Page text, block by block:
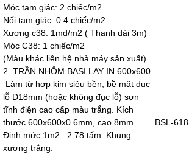
Móc tam giác: 2 chiếc/m2.
Nối tam giác: 0.4 chiếc/m2
Xương c38: 1md/m2 ( Thanh dài 3m)
Móc C38: 1 chiếc/m2
(Màu khác liên hệ nhà máy sản xuất)
2. TRẦN NHÔM BASI LAY IN 600x600
Làm từ hợp kim siêu bền, bề mặt đục
lỗ D18mm (hoặc không đục lỗ) sơn
tĩnh điện cao cấp màu trắng. Kích
thước 600x600x0.6mm, cao 8mm
Định mức 1m2 : 2.78 tấm. Khung
xương trắng.
BSL-618